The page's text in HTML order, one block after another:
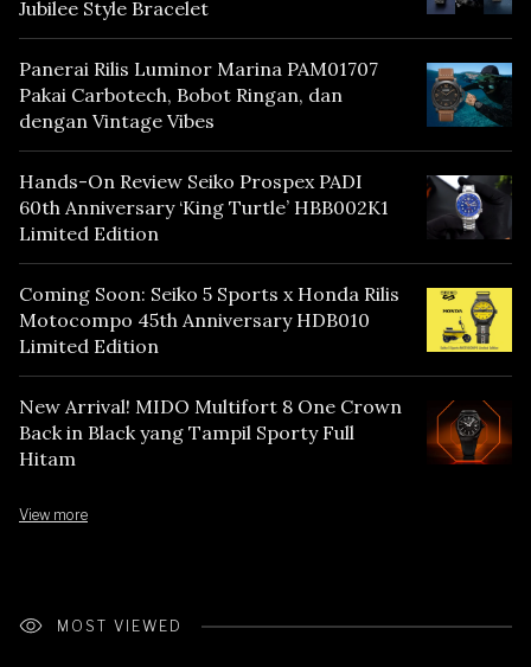
Jubilee Style Bracelet
Panerai Rilis Luminor Marina PAM01707
Pakai Carbotech, Bobot Ringan, dan
dengan Vintage Vibes
Hands-On Review Seiko Prospex PADI
60th Anniversary ‘King Turtle’ HBB002K1
Limited Edition
Coming Soon: Seiko 5 Sports x Honda Rilis
Motocompo 45th Anniversary HDB010
Limited Edition
New Arrival! MIDO Multifort 8 One Crown
Back in Black yang Tampil Sporty Full
Hitam
View more
MOST VIEWED